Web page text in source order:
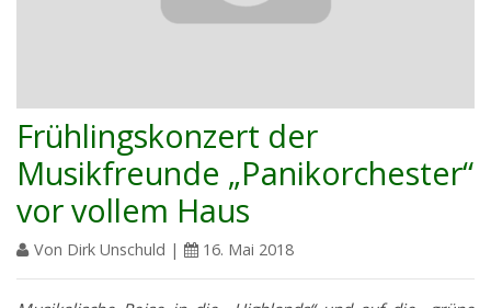
Frühlingskonzert der
Musikfreunde „Panikorchester“
vor vollem Haus
Von Dirk Unschuld | 16. Mai 2018